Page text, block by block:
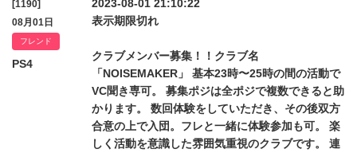
[1190]
08月01日
フレンド
PS4
2023-08-01 21:10:22
表示期限切れ
クラブメンバー募集！！クラブ名
「NOISEMAKER」 基本23時〜25時の間の活動で
VC聞き専可。 募集ポジは全ポジで複数できると助
かります。 数回体験をしていただき、その後双方
合意の上で入団。フレと一緒に体験参加も可。 楽
しく活動を意識した雰囲気重視のクラブです。 連